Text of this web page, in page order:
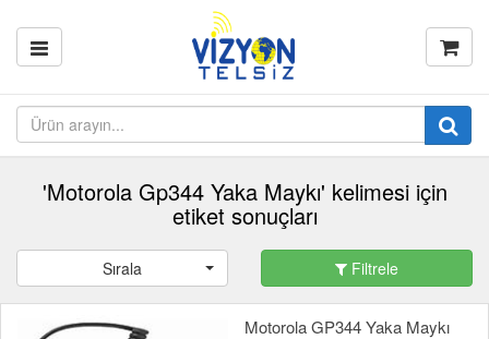
'Motorola Gp344 Yaka Maykı' kelimesi için
etiket sonuçları
Sırala Filtrele
Motorola GP344 Yaka Maykı